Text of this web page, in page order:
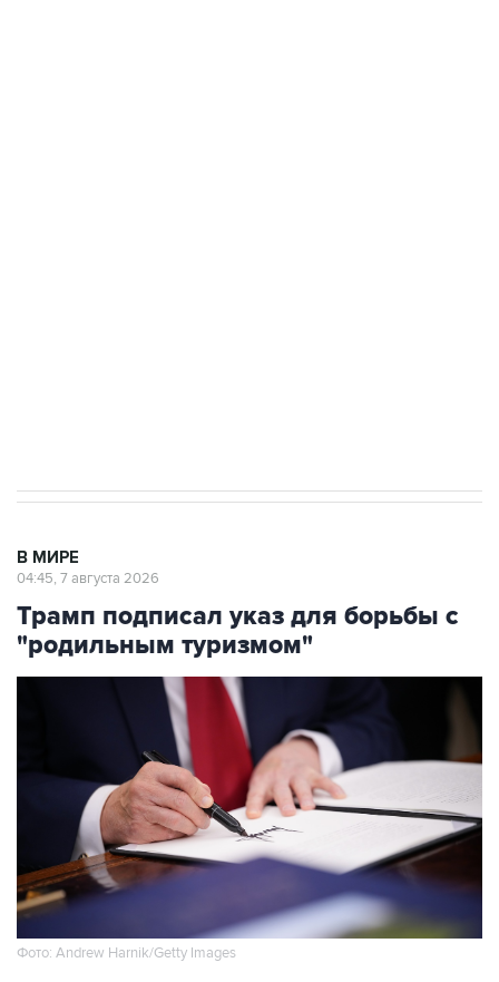
В МИРЕ
04:45, 7 августа 2026
Трамп подписал указ для борьбы с
"родильным туризмом"
Фото: Andrew Harnik/Getty Images